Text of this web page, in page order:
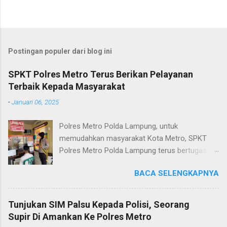
Postingan populer dari blog ini
SPKT Polres Metro Terus Berikan Pelayanan
Terbaik Kepada Masyarakat
-Januari 06, 2025
Polres Metro Polda Lampung, untuk
memudahkan masyarakat Kota Metro, SPKT
Polres Metro Polda Lampung terus bertugas
terkait layanan pengaduan, pelayanan SKCK dan
pelayanan Identifikasi sidik jari secara terpadu
kepada masyarakat. Senin (06/01/2025) Dalam
mewujudkan pelayanan prima kepolisian, SPKT
BACA SELENGKAPNYA
Tunjukan SIM Palsu Kepada Polisi, Seorang
Supir Di Amankan Ke Polres Metro